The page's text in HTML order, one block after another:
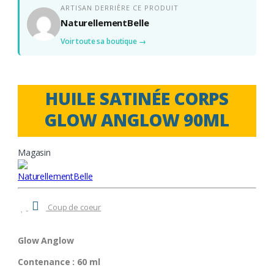
ARTISAN DERRIÈRE CE PRODUIT
NaturellementBelle
Voir toute sa boutique →
HUILE SATINÉE CORPS
GLOW ANGLOW 90ML
Magasin
NaturellementBelle
Coup de coeur
Glow Anglow
Contenance : 60 ml